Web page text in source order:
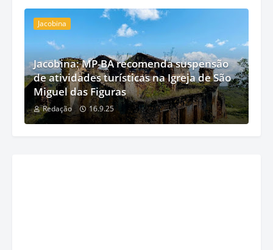
Jacobina
Jacobina: MP-BA recomenda suspensão
de atividades turísticas na Igreja de São
Miguel das Figuras
Redação 16.9.25